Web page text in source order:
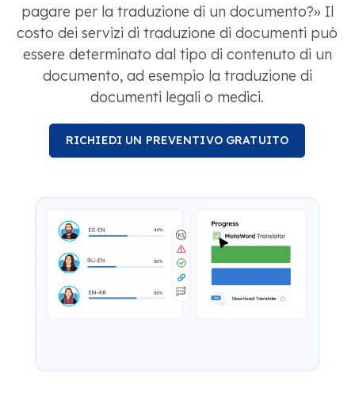
pagare per la traduzione di un documento?» Il
costo dei servizi di traduzione di documenti può
essere determinato dal tipo di contenuto di un
documento, ad esempio la traduzione di
documenti legali o medici.
RICHIEDI UN PREVENTIVO GRATUITO